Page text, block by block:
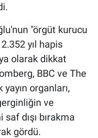
"örgüt kurucu
yıl hapis
olarak dikkat
BBC ve The
organları,
ve
dışı bırakma
gördü.